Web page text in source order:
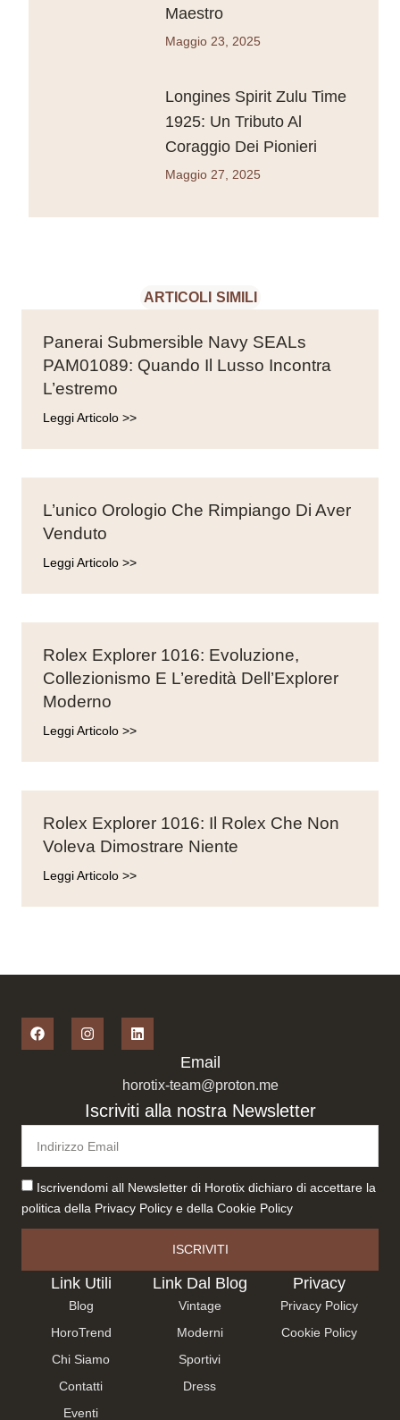
Maestro
Maggio 23, 2025
Longines Spirit Zulu Time
1925: Un Tributo Al
Coraggio Dei Pionieri
Maggio 27, 2025
ARTICOLI SIMILI
Panerai Submersible Navy SEALs
PAM01089: Quando Il Lusso Incontra
L’estremo
Leggi Articolo >>
L’unico Orologio Che Rimpiango Di Aver
Venduto
Leggi Articolo >>
Rolex Explorer 1016: Evoluzione,
Collezionismo E L’eredità Dell’Explorer
Moderno
Leggi Articolo >>
Rolex Explorer 1016: Il Rolex Che Non
Voleva Dimostrare Niente
Leggi Articolo >>
Link Utili
Blog
HoroTrend
Chi Siamo
Contatti
Eventi
Link Dal Blog
Vintage
Moderni
Sportivi
Dress
Privacy
Privacy Policy
Cookie Policy
Iscriviti alla nostra Newsletter
Iscrivendomi all Newsletter di Horotix dichiaro di accettare la
politica della Privacy Policy e della Cookie Policy
ISCRIVITI
Email
horotix-team@proton.me